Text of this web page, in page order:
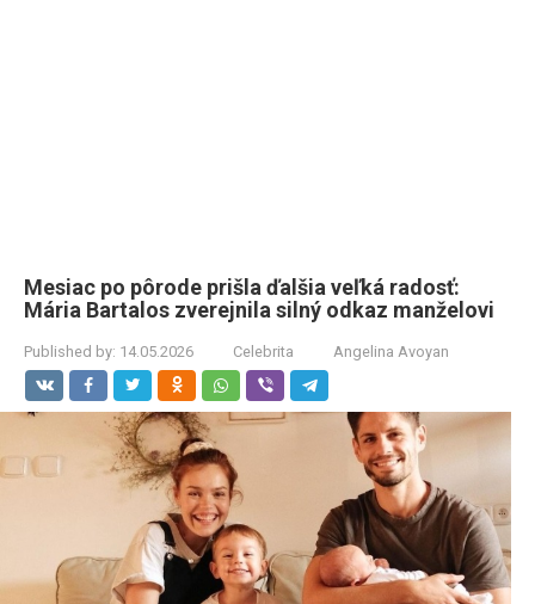
Mesiac po pôrode prišla ďalšia veľká radosť:
Mária Bartalos zverejnila silný odkaz manželovi
Published by: 14.05.2026 Celebrita Angelina Avoyan